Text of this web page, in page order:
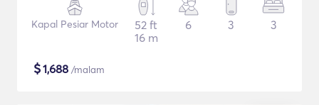
Kapal Pesiar Motor
52 ft
16 m
6 3 3
$1,688 /malam